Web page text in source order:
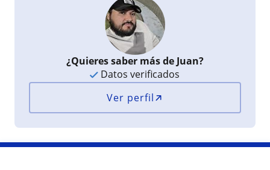
¿Quieres saber más de Juan?
Datos verificados
Ver perfil